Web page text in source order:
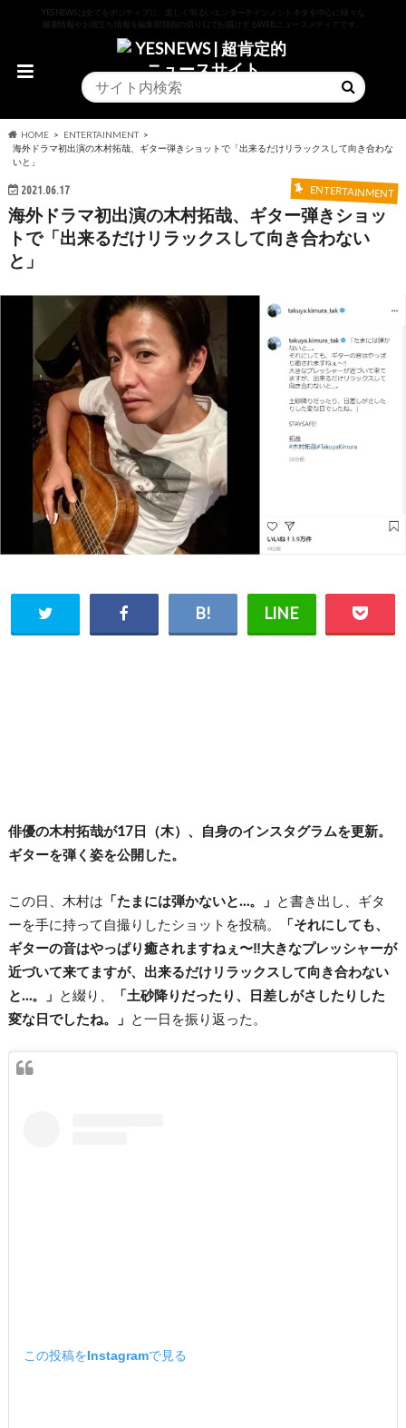
YESNEWSは全てをポジティブに、楽しく明るいエンターテインメントネタを中心に様々な
最新情報やお役立ち情報を編集部独自の切り口でお届けするWEBニュースメディアです。
HOME
ENTERTAINMENT
海外ドラマ初出演の木村拓哉、ギター弾きショットで「出来るだけリラックスして向き合わな
いと」
2021.06.17 ENTERTAINMENT
海外ドラマ初出演の木村拓哉、ギター弾きショッ
トで「出来るだけリラックスして向き合わない
と」
俳優の木村拓哉が17日（木）、自身のインスタグラムを更新。
ギターを弾く姿を公開した。
この日、木村は 「たまには弾かないと…。」 と書き出し、ギタ
ーを手に持って自撮りしたショットを投稿。
「それにしても、
ギターの音はやっぱり癒されますねぇ〜‼︎大きなプレッシャーが
近づいて来てますが、出来るだけリラックスして向き合わない
と…。」 と綴り、
「土砂降りだったり、日差しがさしたりした
変な日でしたね。」 と一日を振り返った。
この投稿をInstagramで見る